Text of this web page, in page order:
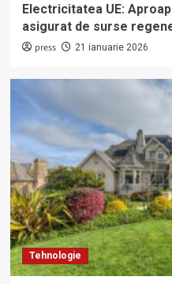
Electricitatea UE:
asigurat de surse
press 21 ianuarie 2026
Tehnologie